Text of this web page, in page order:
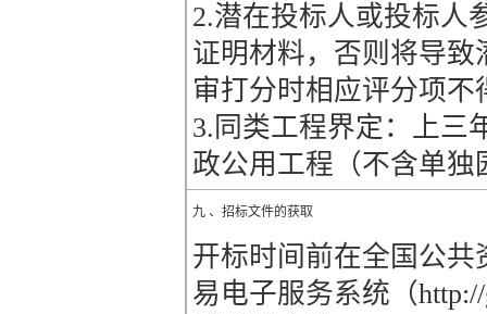
2.潜在投标人或投标人
证明材料，否则将导
审打分时相应评分项不
3.同类工程界定：上三
政公用工程（不含单
九 、招标文件的获取
开标时间前在全国公
易电子服务系统（